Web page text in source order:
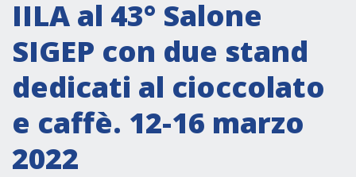
Segreteria Culturale
Segreteria Socio-economica
Segreteria Tecnico scientifica
Forum PMI
Rete per la promozione dell’uguaglianza di
IILA al 43° Salone
SIGEP con due stand
dedicati al cioccolato
e caffè. 12-16 marzo
2022